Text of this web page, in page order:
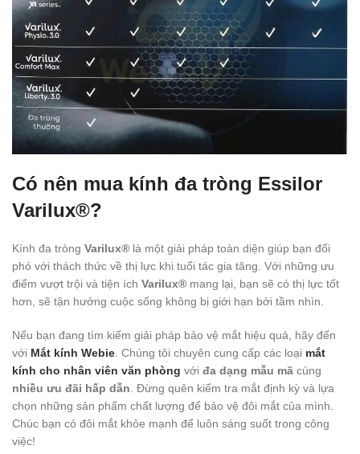
Có nên mua kính đa tròng Essilor
Varilux®?
Kính đa tròng Varilux® là một giải pháp toàn diện giúp bạn đối
phó với thách thức về thị lực khi tuổi tác gia tăng. Với những ưu
điểm vượt trội và tiện ích Varilux® mang lại, bạn sẽ có thị lực tốt
hơn, sẽ tận hưởng cuộc sống không bị giới hạn bởi tầm nhìn.
Nếu bạn đang tìm kiếm giải pháp bảo vệ mắt hiệu quả, hãy đến
với Mắt kính Webie . Chúng tôi chuyên cung cấp các loại mắt
kính cho nhân viên văn phòng với đa dạng mẫu mã cùng
nhiều ưu đãi hấp dẫn . Đừng quên kiểm tra mắt định kỳ và lựa
chọn những sản phẩm chất lượng để bảo vệ đôi mắt của mình.
Chúc bạn có đôi mắt khỏe mạnh để luôn sáng suốt trong công
việc!